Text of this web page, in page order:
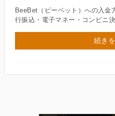
BeeBet（ビーベット）への入金
行振込・電子マネー・コンビニ
続き